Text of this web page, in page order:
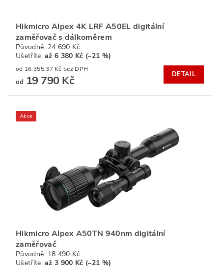
Hikmicro Alpex 4K LRF A50EL digitální
zaměřovač s dálkoměrem
Původně: 24 690 Kč
Ušetříte:až 6 380 Kč (–21 %)
od 16 355,37 Kč bez DPH
od 19 790 Kč DETAIL
Akce
Hikmicro Alpex A50TN 940nm digitální
zaměřovač
Původně: 18 490 Kč
Ušetříte:až 3 900 Kč (–21 %)